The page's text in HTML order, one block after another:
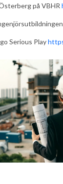
på VBHR
Serious Play